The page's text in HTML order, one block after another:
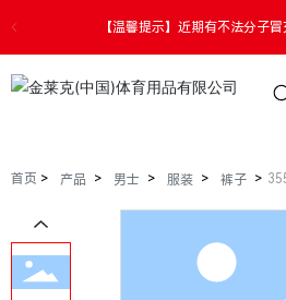
【温馨提示】近期有不法分子冒充工作人员或
首页 产品 男士 服装 裤子